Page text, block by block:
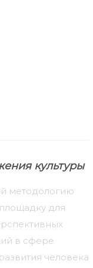
культуры
методологию
для
в сфере
человека